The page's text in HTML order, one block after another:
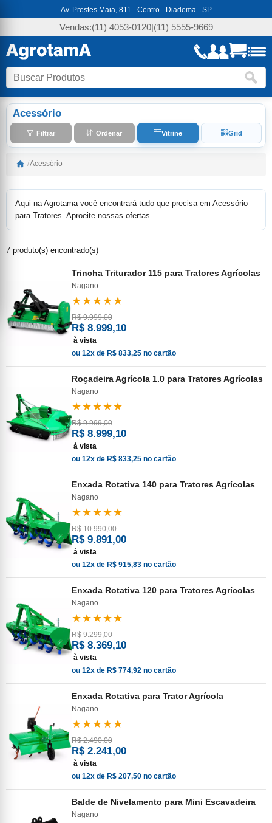
Av. Prestes Maia, 811 - Centro - Diadema - SP
Vendas:(11) 4053-0120|(11) 5555-9669
Acessório
Filtrar Ordenar Vitrine Grid
/Acessório
Aqui na Agrotama você encontrará tudo que precisa em Acessório
para Tratores. Aproeite nossas ofertas.
7 produto(s) encontrado(s)
Trincha Triturador 115 para Tratores Agrícolas
Nagano
★★★★★
R$ 9.999,00
R$ 8.999,10
à vista
ou 12x de R$ 833,25 no cartão
Roçadeira Agrícola 1.0 para Tratores Agrícolas
Nagano
★★★★★
R$ 9.999,00
R$ 8.999,10
à vista
ou 12x de R$ 833,25 no cartão
Enxada Rotativa 140 para Tratores Agrícolas
Nagano
★★★★★
R$ 10.990,00
R$ 9.891,00
à vista
ou 12x de R$ 915,83 no cartão
Enxada Rotativa 120 para Tratores Agrícolas
Nagano
★★★★★
R$ 9.299,00
R$ 8.369,10
à vista
ou 12x de R$ 774,92 no cartão
Enxada Rotativa para Trator Agrícola
Nagano
★★★★★
R$ 2.490,00
R$ 2.241,00
à vista
ou 12x de R$ 207,50 no cartão
Balde de Nivelamento para Mini Escavadeira
Nagano